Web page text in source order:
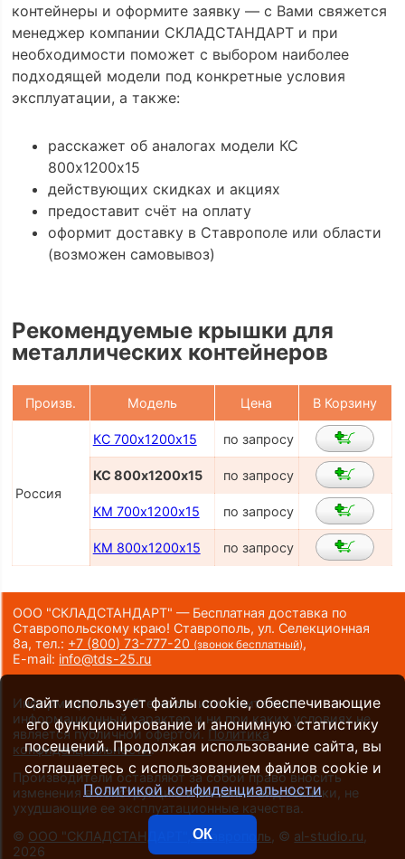
контейнеры и оформите заявку — с Вами свяжется
менеджер компании СКЛАДСТАНДАРТ и при
необходимости поможет с выбором наиболее
подходящей модели под конкретные условия
эксплуатации, а также:
расскажет об аналогах модели КС
800х1200х15
действующих скидках и акциях
предоставит счёт на оплату
оформит доставку в Ставрополе или области
(возможен самовывоз)
Рекомендуемые крышки для
металлических контейнеров
Произв. Модель Цена В Корзину
Россия
КС 700х1200х15 по запросу
КС 800х1200х15 по запросу
КМ 700х1200х15 по запросу
КМ 800х1200х15 по запросу
ООО "СКЛАДСТАНДАРТ" — Бесплатная доставка по
Ставропольскому краю! Ставрополь, ул. Селекционная
8а,тел.: +7 (800) 73-777-20 (звонок бесплатный),
E-mail: info@tds-25.ru
Информация на сайте носит исключительно
информационный характер и ни при каких условиях не
является публичной офертой. Политика
конфиденциальности.
Производители оставляют за собой право вносить
изменения в конструкцию и внешний вид техники, не
ухудшающие ее эксплуатационные качества.
© ООО "СКЛАДСТАНДАРТ", Ставрополь, © al-studio.ru,
2026
Сайт использует файлы cookie, обеспечивающие
его функционирование и анонимную статистику
посещений. Продолжая использование сайта, вы
соглашаетесь с использованием файлов cookie и
Политикой конфиденциальности
ОК